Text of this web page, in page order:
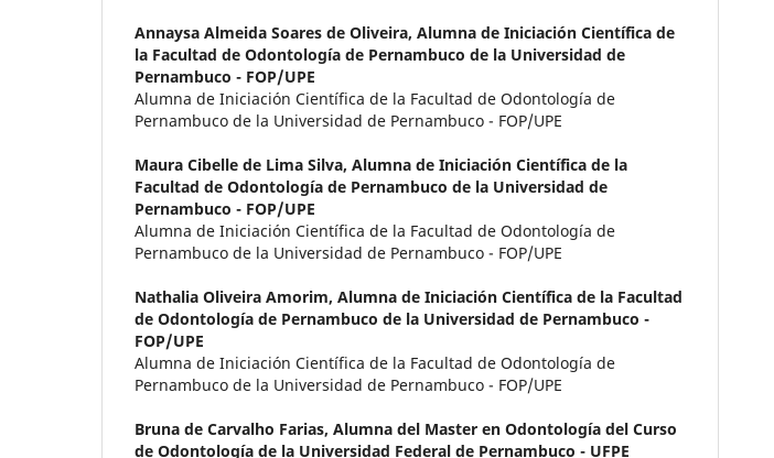
Annaysa Almeida Soares de Oliveira, Alumna de Iniciación Científica de
la Facultad de Odontología de Pernambuco de la Universidad de
Pernambuco - FOP/UPE
Alumna de Iniciación Científica de la Facultad de Odontología de
Pernambuco de la Universidad de Pernambuco - FOP/UPE
Maura Cibelle de Lima Silva, Alumna de Iniciación Científica de la
Facultad de Odontología de Pernambuco de la Universidad de
Pernambuco - FOP/UPE
Alumna de Iniciación Científica de la Facultad de Odontología de
Pernambuco de la Universidad de Pernambuco - FOP/UPE
Nathalia Oliveira Amorim, Alumna de Iniciación Científica de la Facultad
de Odontología de Pernambuco de la Universidad de Pernambuco -
FOP/UPE
Alumna de Iniciación Científica de la Facultad de Odontología de
Pernambuco de la Universidad de Pernambuco - FOP/UPE
Bruna de Carvalho Farias, Alumna del Master en Odontología del Curso
de Odontología de la Universidad Federal de Pernambuco - UFPE